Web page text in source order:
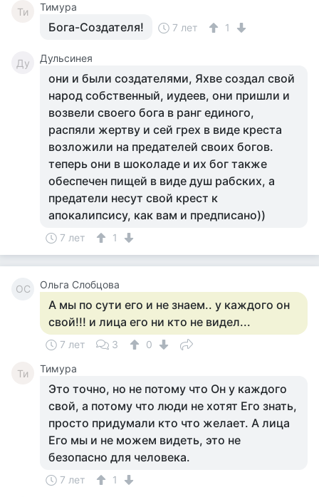
Ти Тимура
Бога-Создателя! 7 лет 1
Ду Дульсинея
они и были создателями, Яхве создал свой
народ собственный, иудеев, они пришли и
возвели своего бога в ранг единого,
распяли жертву и сей грех в виде креста
возложили на предателей своих богов.
теперь они в шоколаде и их бог также
обеспечен пищей в виде душ рабских, а
предатели несут свой крест к
апокалипсису, как вам и предписано))
7 лет 1
ОС Ольга Слобцова
А мы по сути его и не знаем.. у каждого он
свой!!! и лица его ни кто не видел...
7 лет 3 0
Ти Тимура
Это точно, но не потому что Он у каждого
свой, а потому что люди не хотят Его знать,
просто придумали кто что желает. А лица
Его мы и не можем видеть, это не
безопасно для человека.
7 лет 1